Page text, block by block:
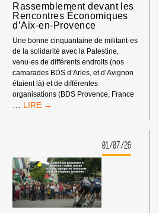
Rassemblement devant les
Rencontres Économiques
d’Aix-en-Provence
Une bonne cinquantaine de militant·es
de la solidarité avec la Palestine,
venu·es de différents endroits (nos
camarades BDS d’Arles, et d’Avignon
étaient là) et de différentes
organisations (BDS Provence, France
RASSEMBLEMENT
D’AIX-
EN-
PROVENCE
01/07/26